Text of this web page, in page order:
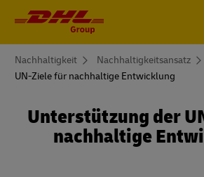
You
here
Nachhaltigkeit
Nachhaltigkeitsansatz
UN-Ziele für nachhaltige Entwicklung
Unterstützung der
nachhaltige